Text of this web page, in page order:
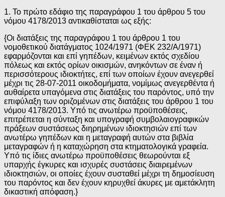
1. Το πρώτο εδάφιο της παραγράφου 1 του άρθρου 5 του
νόμου 4178/2013 αντικαθίσταται ως εξής:
{Οι διατάξεις της παραγράφου 1 του άρθρου 1 του
νομοθετικού διατάγματος 1024/1971 (ΦΕΚ 232/Α/1971)
εφαρμόζονται και επί γηπέδων, κειμένων εκτός σχεδίου
πόλεως και εκτός ορίων οικισμών, ανηκόντων σε έναν ή
περισσότερους ιδιοκτήτες, επί των οποίων έχουν ανεγερθεί
μέχρι τις 28-07-2011 οικοδομήματα, νομίμως ανεγερθέντα ή
αυθαίρετα υπαγόμενα στις διατάξεις του παρόντος, υπό την
επιφύλαξη των οριζομένων στις διατάξεις του άρθρου 1 του
νόμου 4178/2013. Υπό τις ανωτέρω προϋποθέσεις,
επιτρέπεται η σύνταξη και υπογραφή συμβολαιογραφικών
πράξεων συστάσεως διηρημένων ιδιοκτησιών επί των
ανωτέρω γηπέδων και η μεταγραφή αυτών στα βιβλία
μεταγραφών ή η καταχώρηση στα κτηματολογικά γραφεία.
Υπό τις ίδιες ανωτέρω προϋποθέσεις θεωρούνται εξ
υπαρχής έγκυρες και ισχυρές συστάσεις διαιρεμένων
ιδιοκτησιών, οι οποίες έχουν συσταθεί μέχρι τη δημοσίευση
του παρόντος και δεν έχουν κηρυχθεί άκυρες με αμετάκλητη
δικαστική απόφαση.}